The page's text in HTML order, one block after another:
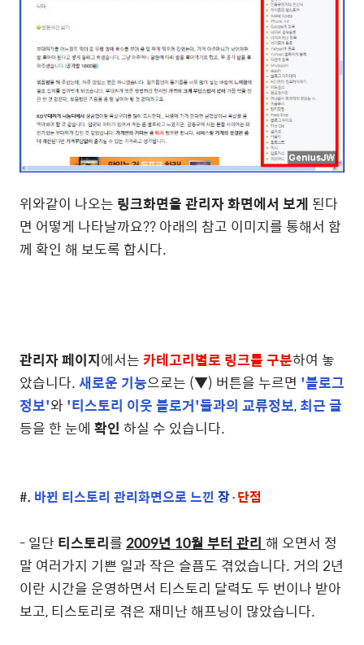
위와같이 나오는 링크화면을 관리자 화면에서 보게 된다
면 어떻게 나타날까요?? 아래의 참고 이미지를 통해서 함
께 확인 해 보도록 합시다.
관리자 페이지에서는카테고리별로 링크를 구분하여 놓
았습니다.새로운 기능으로는 (▼) 버튼을 누르면 '블로그
정보'와 '티스토리 이웃 블로거'들과의 교류정보,최근 글
등을 한 눈에 확인하실 수 있습니다.
#. 바뀐 티스토리 관리화면으로 느낀 장·단점
- 일단 티스토리를2009년 10월 부터 관리 해 오면서 정
말 여러가지 기쁜 일과 작은 슬픔도 겪었습니다. 거의 2년
이란 시간을 운영하면서 티스토리 달력도 두 번이나 받아
보고, 티스토리로 겪은 재미난 해프닝이 많았습니다.